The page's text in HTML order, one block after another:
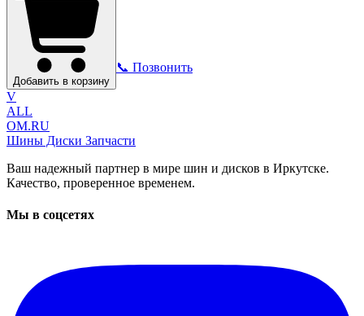
Добавить в корзину
📞 Позвонить
V
ALL
OM.RU
Шины Диски Запчасти
Ваш надежный партнер в мире шин и дисков в Иркутске.
Качество, проверенное временем.
Мы в соцсетях